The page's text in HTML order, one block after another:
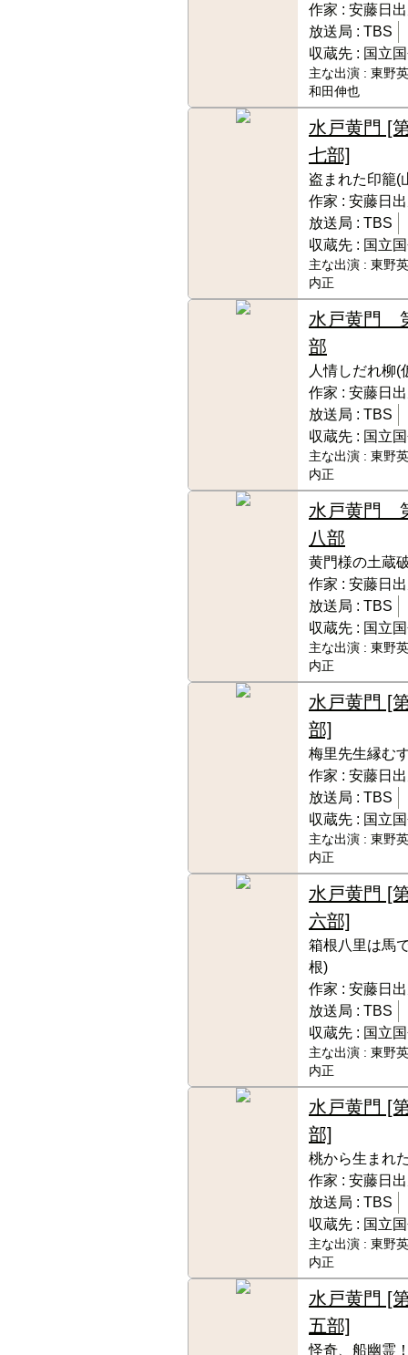
作家 : 安藤日
放送局 : TBS
収蔵先 : 国立
主な出演 : 東野
和田伸也
水戸黄門 [
七部]
盗まれた印籠(
作家 : 安藤日
放送局 : TBS
収蔵先 : 国立
主な出演 : 東野
内正
水戸黄門
部
人情しだれ柳(
作家 : 安藤日
放送局 : TBS
収蔵先 : 国立
主な出演 : 東野
内正
水戸黄門
八部
黄門様の土蔵
作家 : 安藤日
放送局 : TBS
収蔵先 : 国立
主な出演 : 東野
内正
水戸黄門 [
部]
梅里先生縁む
作家 : 安藤日
放送局 : TBS
収蔵先 : 国立
主な出演 : 東野
内正
水戸黄門 [
六部]
箱根八里は馬
根)
作家 : 安藤日
放送局 : TBS
収蔵先 : 国立
主な出演 : 東野
内正
水戸黄門 [
部]
桃から生まれ
作家 : 安藤日
放送局 : TBS
収蔵先 : 国立
主な出演 : 東野
内正
水戸黄門 [
五部]
怪奇、船幽霊